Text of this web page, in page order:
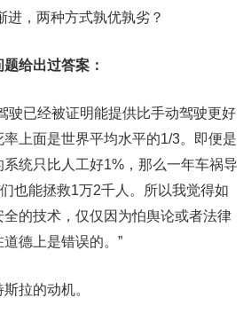
进，两种方式孰优孰劣？
给出过答案：
驶已经被证明能提供比手动驾驶更好
上面是世界平均水平的1/3。即便是
统只比人工好1%，那么一年车祸导
也能拯救1万2千人。所以我觉得如
的技术，仅仅因为怕舆论或者法律
德上是错误的。”
拉的动机。